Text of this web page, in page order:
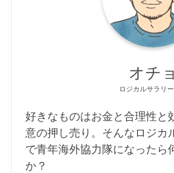
オチョ
ロジカルサラリ
好きなものはお金と合理性と
意の押し売り。そんなロジカ
で青年海外協力隊になったら
か？